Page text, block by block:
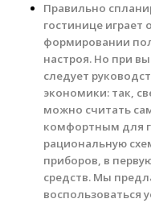
Правильно
гостинице играет
формировании
настроя. Но при
следует
экономики: так,
можно считать
комфортным для
рациональную
приборов, в
средств. Мы
воспользоваться